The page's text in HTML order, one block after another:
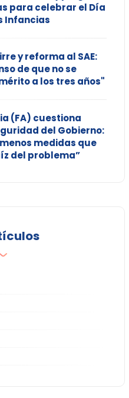
para celebrar el Día
Infancias
y reforma al SAE:
de que no se
a los tres años"
(FA) cuestiona
del Gobierno:
medidas que
del problema”